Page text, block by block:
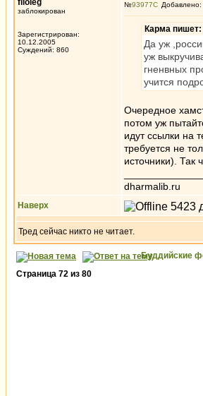
filoleg
заблокирован
Зарегистрирован:
10.12.2005
Суждений: 860
№93977
Карма пишет:
Да уж
уж
гненвных
учится
Очередное
потом уж
идут ссылки на
требуется не
источники). Так
dharmalib.ru
Наверх
Тред сейчас никто не читает.
Буддийские
Страница 72 из 80